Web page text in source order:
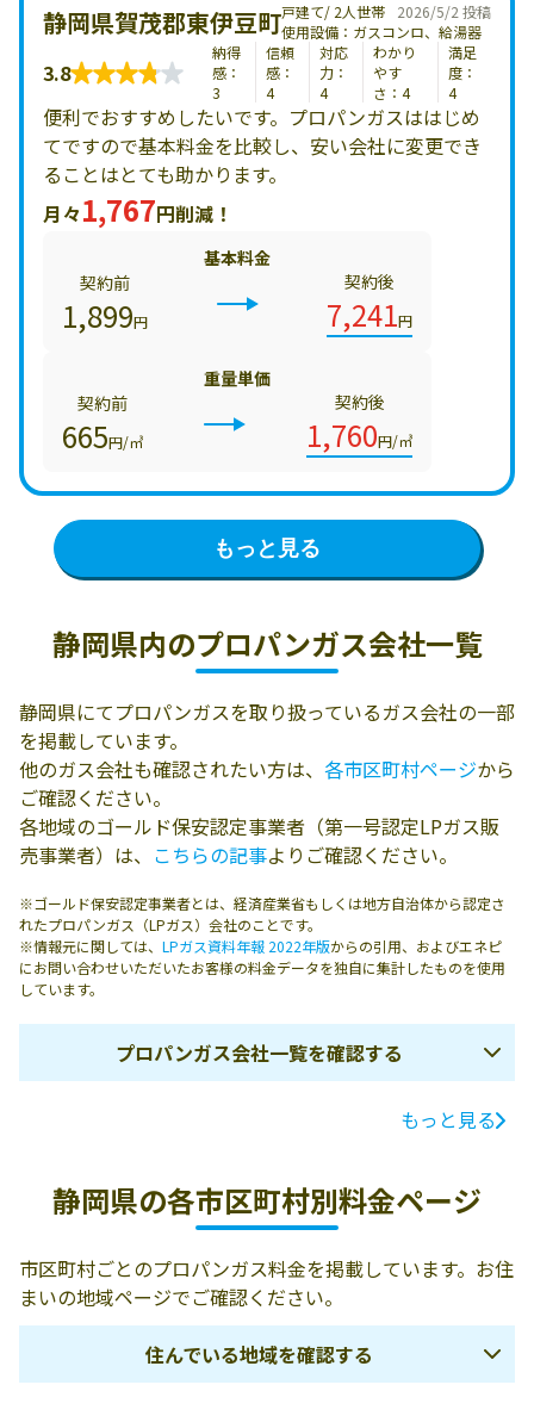
2026/5/2 投稿
静岡県賀茂郡東伊豆町戸建て/ 2人世帯
使用設備：ガスコンロ、給湯器
3.8
納得
感：
3
信頼
感：
4
対応
力：
4
わかり
やす
さ：4
満足
度：
4
便利でおすすめしたいです。プロパンガスははじめ
てですので基本料金を比較し、安い会社に変更でき
ることはとても助かります。
月々1,767円削減！
基本料金
契約前
1,899円
契約後
7,241円
重量単価
契約前
665円/㎥
契約後
1,760円/㎥
もっと見る
静岡県内のプロパンガス会社一覧
静岡県にてプロパンガスを取り扱っているガス会社の一部
を掲載しています。
他のガス会社も確認されたい方は、 各市区町村ページから
ご確認ください。
各地域のゴールド保安認定事業者（第一号認定LPガス販
売事業者）は、 こちらの記事よりご確認ください。
※ゴールド保安認定事業者とは、経済産業省もしくは地方自治体から認定さ
れたプロパンガス（LPガス）会社のことです。
※情報元に関しては、 LPガス資料年報 2022年版からの引用、およびエネピ
にお問い合わせいただいたお客様の料金データを独自に集計したものを使用
しています。
プロパンガス会社一覧を確認する
電話番号
式会社／御殿場
市二枚橋100-1
オブリック株式
会社／富士営業
所
417-0047 富士市
青島町183 アオ
シマ スクエア2F
0545-30-6888
静岡資材株式会
417-0826 富士市
0545-32-0321
もっと見る
静岡県の各市区町村別料金ページ
市区町村ごとのプロパンガス料金を掲載しています。お住
まいの地域ページでご確認ください。
住んでいる地域を確認する